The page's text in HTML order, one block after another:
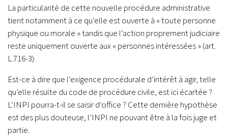
La particularité de cette nouvelle procédure administrative
tient notamment à ce qu’elle est ouverte à « toute personne
physique ou morale » tandis que l’action proprement judiciaire
reste uniquement ouverte aux « personnes intéressées » (art.
L.716-3).
Est-ce à dire que l’exigence procédurale d’intérêt à agir, telle
qu’elle résulte du code de procédure civile, est ici écartée ?
L’INPI pourra-t-il se saisir d’office ? Cette dernière hypothèse
est des plus douteuse, l’INPI ne pouvant être à la fois juge et
partie.